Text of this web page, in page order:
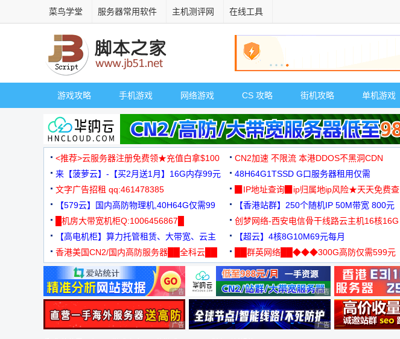
菜鸟学堂 服务器常用软件 主机测评网 在线工具
游戏攻略 手机游戏 网络游戏 CS 攻略 街机攻略 单机游戏
<推荐>云服务器注册免费领★充值白拿$100 CN2加速 不限流 本港DDOS不黑洞CDN
来【菠萝云】-【买2月送1月】16G内存99元
48H64G1TSSD G口服务器租用仅需
3000+可免费测试
文字广告招租 qq:461478385
▉IP地址查询▉ip归属地ip风险★天天免费查
【579云】国内高防物理机,40H64G仅需99
元
【香港站群】250个随机IP 50M带宽 800元
█机房大带宽机柜Q:1006456867█
创梦网络-西安电信骨干线路云主机16核16G
88元/月
【高电机柜】算力托管租赁、大带宽、云主
机
【超云】4核8G10M69元每月
香港美国CN2/国内高防服务器██全科云██
██群英网络██◆◆◆300G高防仅需599元
◆◆◆
广告 商业广告，理性选择 广告 商业广告，理性选择
广告 商业广告，理性选择 广告 商业广告，理性选择